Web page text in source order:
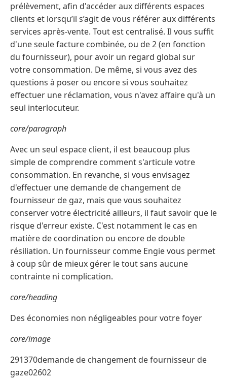
prélèvement, afin d'accéder aux différents espaces
clients et lorsqu’il s’agit de vous référer aux différents
services après-vente. Tout est centralisé. Il vous suffit
d'une seule facture combinée, ou de 2 (en fonction
du fournisseur), pour avoir un regard global sur
votre consommation. De même, si vous avez des
questions à poser ou encore si vous souhaitez
effectuer une réclamation, vous n'avez affaire qu'à un
seul interlocuteur.
core/paragraph
Avec un seul espace client, il est beaucoup plus
simple de comprendre comment s'articule votre
consommation. En revanche, si vous envisagez
d'effectuer une demande de changement de
fournisseur de gaz, mais que vous souhaitez
conserver votre électricité ailleurs, il faut savoir que le
risque d'erreur existe. C'est notamment le cas en
matière de coordination ou encore de double
résiliation. Un fournisseur comme Engie vous permet
à coup sûr de mieux gérer le tout sans aucune
contrainte ni complication.
core/heading
Des économies non négligeables pour votre foyer
core/image
291370demande de changement de fournisseur de
gaze02602